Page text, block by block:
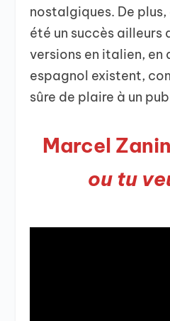
nostalgiques. De
été un succès ailleurs
versions en italien, en
espagnol existent,
sûre de plaire à un
Marcel
ou tu